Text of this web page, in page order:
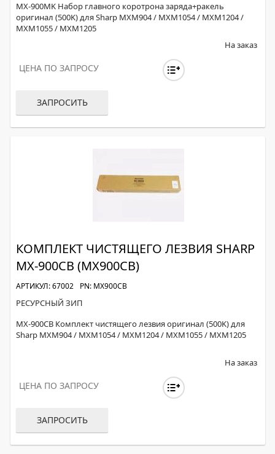
MX-900MK Набор главного коротрона заряда+ракель
оригинал (500K) для Sharp MXM904 / MXM1054 / MXM1204 /
MXM1055 / MXM1205
На заказ
ЦЕНА ПО ЗАПРОСУ
ЗАПРОСИТЬ
КОМПЛЕКТ ЧИСТЯЩЕГО ЛЕЗВИЯ SHARP
MX-900CB (MX900CB)
АРТИКУЛ: 67002 PN: MX900CB
РЕСУРСНЫЙ ЗИП
MX-900CB Комплект чистящего лезвия оригинал (500K) для
Sharp MXM904 / MXM1054 / MXM1204 / MXM1055 / MXM1205
На заказ
ЦЕНА ПО ЗАПРОСУ
ЗАПРОСИТЬ